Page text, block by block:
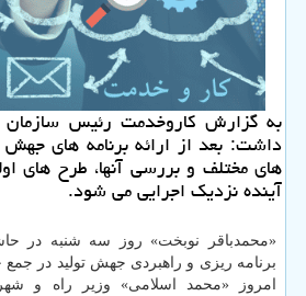
به گزارش كاروخدمت رئیس سازمان
داشت: بعد از ارائه برنامه های جهش
های مختلف و بررسی آنها، طرح های
آینده نزدیك اجرایی می شود.
«محمدباقر نوبخت» روز سه شنبه در
برنامه ریزی و راهبردی جهش تولید در جمع
امروز «محمد اسلامی» وزیر راه و